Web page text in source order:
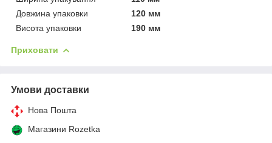
Довжина упаковки
120 мм
Висота упаковки
190 мм
Приховати
Умови доставки
Нова Пошта
Магазини Rozetka